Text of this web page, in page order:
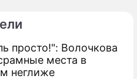
ПРОИСШЕСТВИЯ
просто!": Волочкова
места в
неглиже